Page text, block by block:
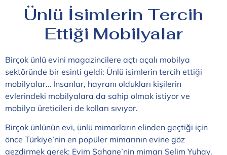
Ünlü İsimlerin Tercih
Ettiği Mobilyalar
Birçok ünlü evini magazincilere açtı açalı mobilya
sektöründe bir esinti geldi: Ünlü isimlerin tercih ettiği
mobilyalar… İnsanlar, hayranı oldukları kişilerin
evlerindeki mobilyalara da sahip olmak istiyor ve
mobilya üreticileri de kolları sıvıyor.
Birçok ünlünün evi, ünlü mimarların elinden geçtiği için
önce Türkiye’nin en popüler mimarının evine göz
gezdirmek gerek: Evim Şahane’nin mimarı Selim Yuhay.